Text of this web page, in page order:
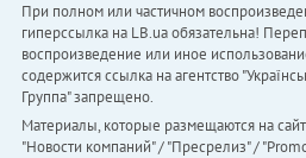
При полном или частичном
гиперссылка на LB.ua обязательна!
воспроизведение или иное
содержится ссылка на агентство
Группа" запрещено.
Материалы, которые размещаются на
"Новости компаний" / "Пресрелиз" /